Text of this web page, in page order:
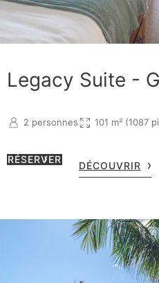
Legacy Suite -
2 personnes 101 m² (1087
RÉSERVER
DÉCOUVRIR